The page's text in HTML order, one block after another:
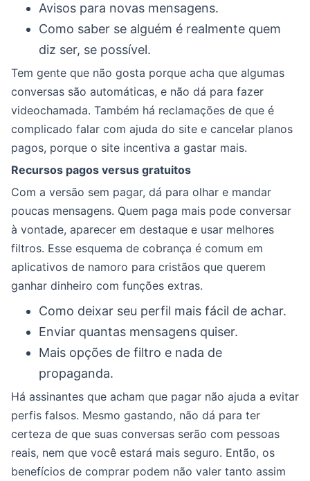
Avisos para novas mensagens.
Como saber se alguém é realmente quem
diz ser, se possível.
Tem gente que não gosta porque acha que algumas
conversas são automáticas, e não dá para fazer
videochamada. Também há reclamações de que é
complicado falar com ajuda do site e cancelar planos
pagos, porque o site incentiva a gastar mais.
Recursos pagos versus gratuitos
Com a versão sem pagar, dá para olhar e mandar
poucas mensagens. Quem paga mais pode conversar
à vontade, aparecer em destaque e usar melhores
filtros. Esse esquema de cobrança é comum em
aplicativos de namoro para cristãos que querem
ganhar dinheiro com funções extras.
Como deixar seu perfil mais fácil de achar.
Enviar quantas mensagens quiser.
Mais opções de filtro e nada de
propaganda.
Há assinantes que acham que pagar não ajuda a evitar
perfis falsos. Mesmo gastando, não dá para ter
certeza de que suas conversas serão com pessoas
reais, nem que você estará mais seguro. Então, os
benefícios de comprar podem não valer tanto assim